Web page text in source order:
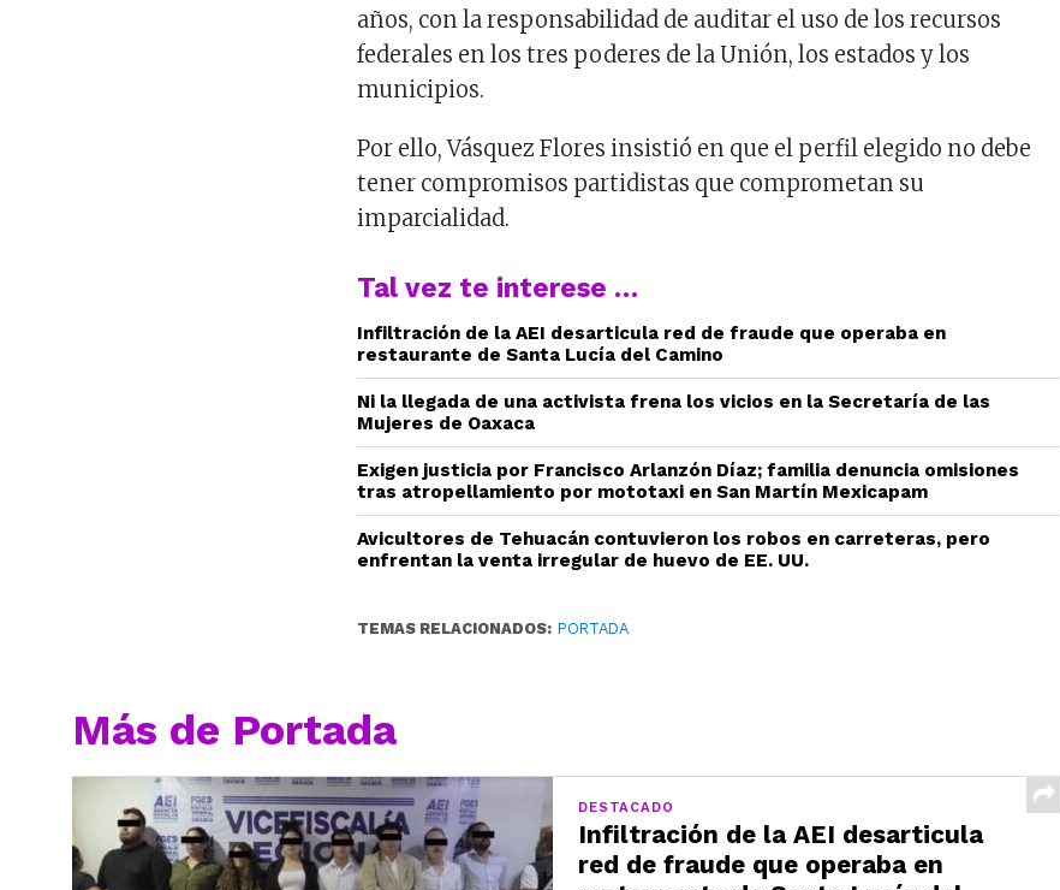
años, con la responsabilidad de auditar el uso de los recursos
federales en los tres poderes de la Unión, los estados y los
municipios.
Por ello, Vásquez Flores insistió en que el perfil elegido no debe
tener compromisos partidistas que comprometan su
imparcialidad.
Tal vez te interese …
Infiltración de la AEI desarticula red de fraude que operaba en
restaurante de Santa Lucía del Camino
Ni la llegada de una activista frena los vicios en la Secretaría de las
Mujeres de Oaxaca
Exigen justicia por Francisco Arlanzón Díaz; familia denuncia omisiones
tras atropellamiento por mototaxi en San Martín Mexicapam
Avicultores de Tehuacán contuvieron los robos en carreteras, pero
enfrentan la venta irregular de huevo de EE. UU.
TEMAS RELACIONADOS: PORTADA
Más de Portada
DESTACADO
Infiltración de la AEI desarticula
red de fraude que operaba en